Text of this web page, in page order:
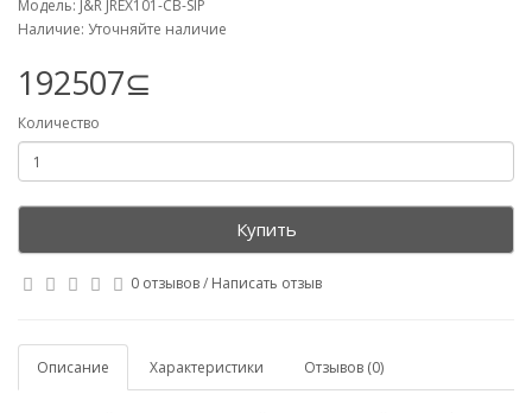
Модель: J&R JREX101-CB-SIP
Наличие: Уточняйте наличие
192507⊆
Количество
Купить
0 отзывов/ Написать отзыв
Описание Характеристики Отзывов (0)